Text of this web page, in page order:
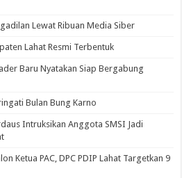
Lewat Ribuan Media Siber
Lahat Resmi Terbentuk
Baru Nyatakan Siap Bergabung
Bulan Bung Karno
Intruksikan Anggota SMSI Jadi
Ketua PAC, DPC PDIP Lahat Targetkan 9